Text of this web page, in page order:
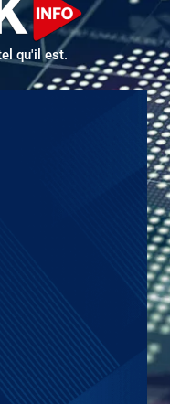
qu'il est.